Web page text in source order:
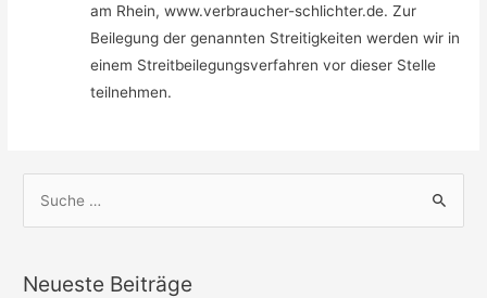
am Rhein, www.verbraucher-schlichter.de. Zur
Beilegung der genannten Streitigkeiten werden wir in
einem Streitbeilegungsverfahren vor dieser Stelle
teilnehmen.
hNeueste Beiträge